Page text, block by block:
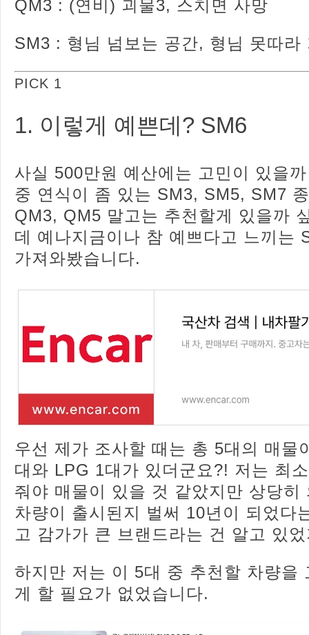
QM3 : (연비) 괴물3, 스치면 사망
SM3 : 형님 넘보는 공간, 형님 못따라
PICK 1
1. 이렇게 예쁜데? SM6
사실 500만원 예산에는 고민이 있을
중 연식이 좀 있는 SM3, SM5, SM7
QM3, QM5 말고는 추천할게 있을까
데 예나지금이나 참 예쁘다고 느끼는
가져와봤습니다.
우선 제가 조사할 때는 총 5대의 매물
대와 LPG 1대가 있더군요?! 저는 최
줘야 매물이 있을 것 같았지만 상당히
차량이 출시된지 벌써 10년이 되었다
고 감가가 큰 브랜드라는 건 알고 있
하지만 저는 이 5대 중 추천할 차량을
게 할 필요가 없었습니다.